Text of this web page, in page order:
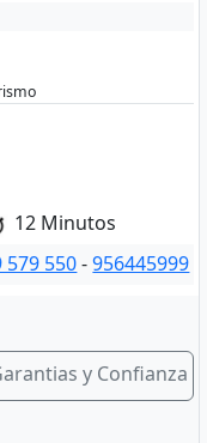
12 Minutos
579 550-956445999
y Confianza